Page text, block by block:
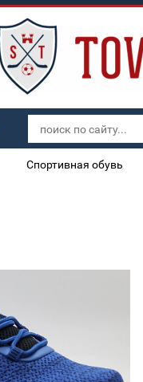
Спортивная обувь